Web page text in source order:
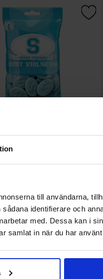
till användarna,
identifierare och
med. Dessa kan i
samlat in när du har